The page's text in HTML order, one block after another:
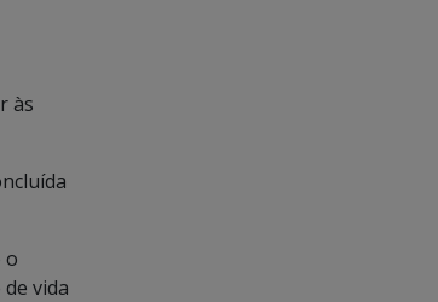
às
o
vida